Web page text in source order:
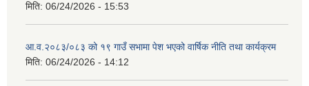
मिति: 06/24/2026 - 15:53
आ.व.२०८३/०८३ को १९ गाउँ सभामा पेश भएको वार्षिक नीति तथा कार्यक्रम
मिति: 06/24/2026 - 14:12